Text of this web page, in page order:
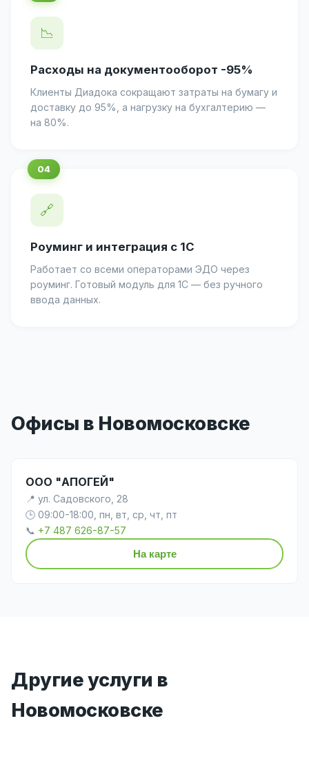
📉
Расходы на документооборот -95%
Клиенты Диадока сокращают затраты на бумагу и
доставку до 95%, а нагрузку на бухгалтерию —
на 80%.
🔗
Роуминг и интеграция с 1С
Работает со всеми операторами ЭДО через
роуминг. Готовый модуль для 1С — без ручного
ввода данных.
Офисы в Новомосковске
ООО "АПОГЕЙ"
📍 ул. Садовского, 28
🕒 09:00-18:00, пн, вт, ср, чт, пт
📞 +7 487 626-87-57
На карте
Другие услуги в
Новомосковске